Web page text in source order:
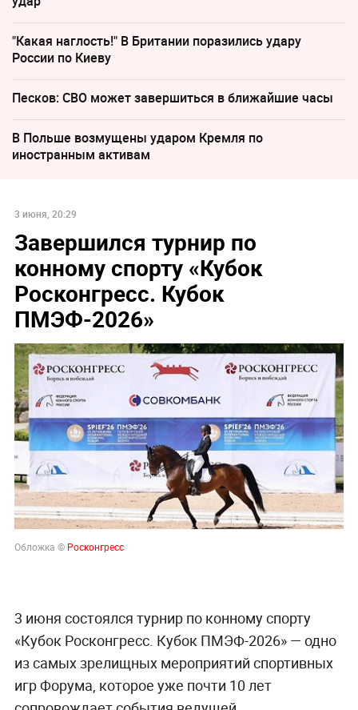
"Какая наглость!" В Британии поразились удару
России по Киеву
Песков: СВО может завершиться в ближайшие часы
В Польше возмущены ударом Кремля по
иностранным активам
3 июня, 20:29
Завершился турнир по
конному спорту «Кубок
Росконгресс. Кубок
ПМЭФ-2026»
Обложка © Росконгресс
3 июня состоялся турнир по конному спорту
«Кубок Росконгресс. Кубок ПМЭФ-2026» — одно
из самых зрелищных мероприятий спортивных
игр Форума, которое уже почти 10 лет